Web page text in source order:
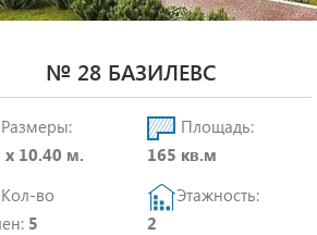
№ 28 БАЗИЛЕВС
Размеры:
х 10.40 м.
Кол-во
5
Площадь:
165 кв.м
Этажность:
2